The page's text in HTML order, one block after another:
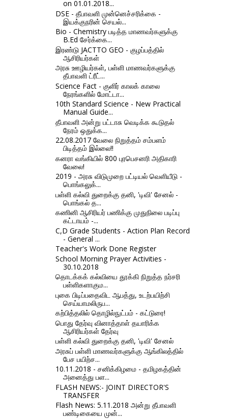
on 01.01.2018...
DSE - தீபாவளி முன்னெச்சரிக்கை -
இயக்குநரின் செயல்...
Bio - Chemistry படித்த மாணவர்களுக்கு
B.Ed சேர்க்கை...
இரண்டு JACTTO GEO - குழப்பத்தில்
ஆசிரியர்கள்
அரசு ஊழியர்கள், பள்ளி மாணவர்களுக்கு
தீபாவளி ட்ரீட்...
Science Fact - குளிர் காலக் காலை
நேரங்களில் மோட்டா...
10th Standard Science - New Practical
Manual Guide...
தீபாவளி அன்று பட்டாசு வெடிக்க கூடுதல்
நேரம் ஒதுக்க...
22.08.2017 வேலை நிறுத்தம் சம்பளம்
பிடித்தம் இல்லை!!
கனரா வங்கியில் 800 புரபெசனரி அதிகாரி
வேலை!
2019 - அரசு விடுமுறை பட்டியல் வெளியீடு -
பொங்கலுக்...
பள்ளி கல்வி துறைக்கு தனி, 'டிவி' சேனல் -
பொங்கல் த...
கணினி ஆசிரியர் பணிக்கு முதுநிலை படிப்பு
கட்டாயம் -...
C,D Grade Students - Action Plan Record
- General ...
Teacher's Work Done Register
School Morning Prayer Activities -
30.10.2018
தொடக்கக் கல்வியை தூக்கி நிறுத்த நர்சரி
பள்ளிகளாகும...
புகை பிடிப்பதைவிட ஆபத்து, உடற்பயிற்சி
செய்யாமலிருப...
கற்பித்தலில் தொழில்நுட்பம் - கட்டுரை!
பொது தேர்வு வினாத்தாள் தயாரிக்க
ஆசிரியர்கள் தேர்வு
பள்ளி கல்வி துறைக்கு தனி, 'டிவி' சேனல்
அரசுப் பள்ளி மாணவர்களுக்கு ஆங்கிலத்தில்
பேச பயிற்ச...
10.11.2018 - சனிக்கிழமை - தமிழகத்தின்
அனைத்து பள...
FLASH NEWS:- JOINT DIRECTOR'S
TRANSFER
Flash News: 5.11.2018 அன்று தீபாவளி
பண்டிகையை முன்...